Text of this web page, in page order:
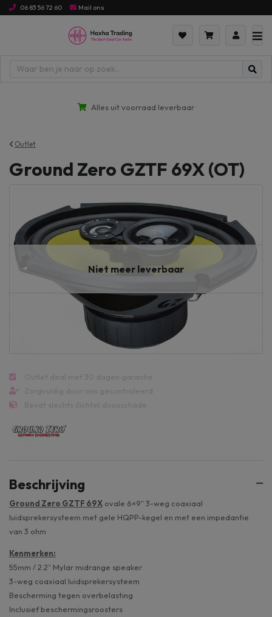
06 83 56 72 60 Mail ons
Alles uit voorraad leverbaar
Outlet
Ground Zero GZTF 69X (OT)
Niet meer leverbaar
Beschrijving
Ground Zero GZTF 69X ovale 6×9″ 3-weg coaxiaal
luidsprekersysteem met gele HQPP-kegel en met een impedantie
van 3 ohm
Kenmerken:
55mm / 2.2″ Mylar midrange speaker
3-weg coaxiaal luidsprekersysteem
Bescherming tegen overbelasting
Inclusief beschermingsroosters